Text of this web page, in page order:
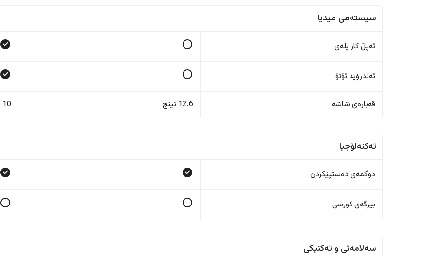
سیستەمی میدیا
ئەپڵ کار پلەی
ئەندرۆید ئۆتۆ
قەبارەی شاشە 12.6 ئینج 10 ئینج
تەکنەلۆجیا
دوگمەی دەستپێکردن
بیرگەی کورسی
سەلامەتی و تەکنیکی